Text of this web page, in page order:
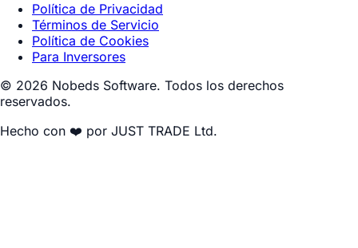
Política de Privacidad
Términos de Servicio
Política de Cookies
Para Inversores
© 2026 Nobeds Software. Todos los derechos
reservados.
Hecho con ❤️ por JUST TRADE Ltd.